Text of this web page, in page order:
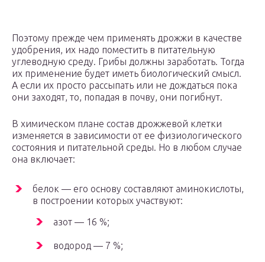
Поэтому прежде чем применять дрожжи в качестве
удобрения, их надо поместить в питательную
углеводную среду. Грибы должны заработать. Тогда
их применение будет иметь биологический смысл.
А если их просто рассыпать или не дождаться пока
они заходят, то, попадая в почву, они погибнут.
В химическом плане состав дрожжевой клетки
изменяется в зависимости от ее физиологического
состояния и питательной среды. Но в любом случае
она включает:
белок — его основу составляют аминокислоты,
в построении которых участвуют:
азот — 16 %;
водород — 7 %;